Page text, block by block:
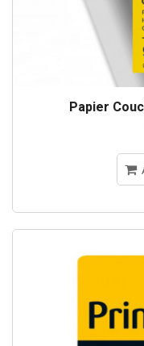
Papier